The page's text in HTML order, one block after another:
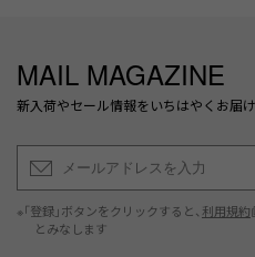
MAIL MAGAZINE
新入荷やセール情報をいちはやくお届け
※「登録」ボタンをクリックすると、 利用規約
とみなします